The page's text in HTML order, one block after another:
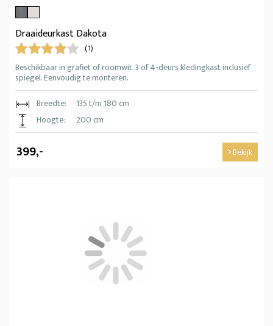
Draaideurkast Dakota
(1)
Beschikbaar in grafiet of roomwit. 3 of 4-deurs kledingkast inclusief
spiegel. Eenvoudig te monteren.
Breedte:
135 t/m 180 cm
Hoogte:
200 cm
399,- Bekijk